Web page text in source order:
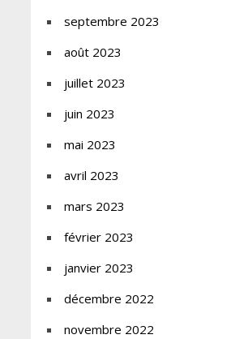
septembre 2023
août 2023
juillet 2023
juin 2023
mai 2023
avril 2023
mars 2023
février 2023
janvier 2023
décembre 2022
novembre 2022